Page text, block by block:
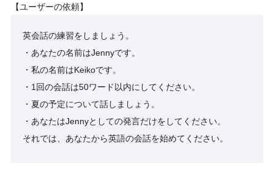
【ユーザーの依頼】
英会話の練習をしましょう。
・あなたの名前はJennyです。
・私の名前はKeikoです。
・1回の会話は50ワード以内にしてください。
・夏の予定について話しましょう。
・あなたはJennyとしての発言だけをしてください。
それでは、あなたから英語の会話を始めてください。